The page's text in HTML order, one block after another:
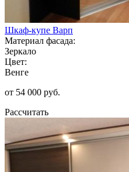
Шкаф-купе Варп
Материал фасада:
Зеркало
Цвет:
Венге
от 54 000 руб.
Рассчитать